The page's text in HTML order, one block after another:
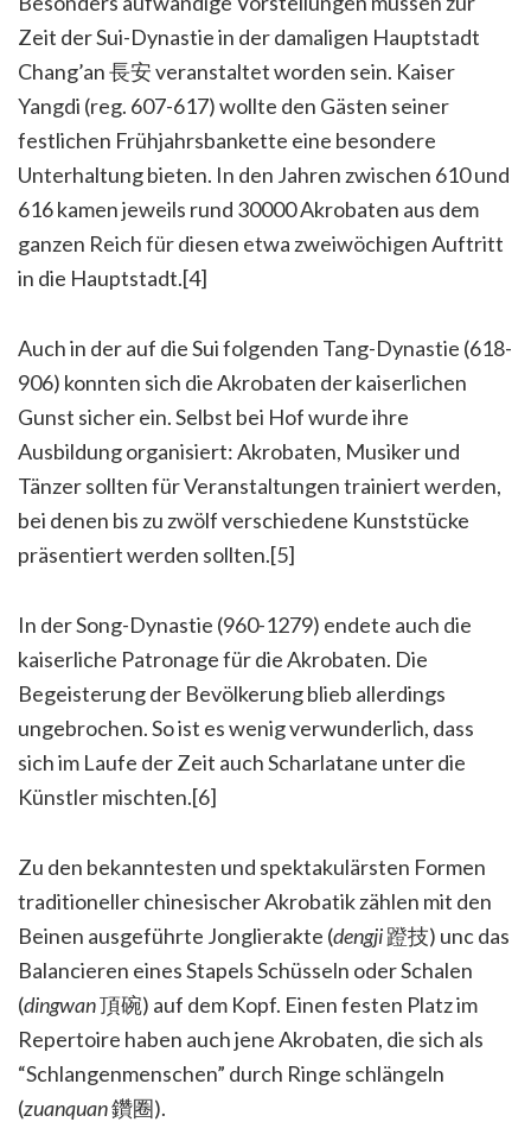
Zeit der Sui-Dynastie in der damaligen Hauptstadt
Chang’an 長安 veranstaltet worden sein. Kaiser
Yangdi (reg. 607-617) wollte den Gästen seiner
festlichen Frühjahrsbankette eine besondere
Unterhaltung bieten. In den Jahren zwischen 610 und
616 kamen jeweils rund 30000 Akrobaten aus dem
ganzen Reich für diesen etwa zweiwöchigen Auftritt
in die Hauptstadt.[4]
Auch in der auf die Sui folgenden Tang-Dynastie (618-
906) konnten sich die Akrobaten der kaiserlichen
Gunst sicher ein. Selbst bei Hof wurde ihre
Ausbildung organisiert: Akrobaten, Musiker und
Tänzer sollten für Veranstaltungen trainiert werden,
bei denen bis zu zwölf verschiedene Kunststücke
präsentiert werden sollten.[5]
In der Song-Dynastie (960-1279) endete auch die
kaiserliche Patronage für die Akrobaten. Die
Begeisterung der Bevölkerung blieb allerdings
ungebrochen. So ist es wenig verwunderlich, dass
sich im Laufe der Zeit auch Scharlatane unter die
Künstler mischten.[6]
Zu den bekanntesten und spektakulärsten Formen
traditioneller chinesischer Akrobatik zählen mit den
Beinen ausgeführte Jonglierakte (dengji蹬技) unc das
Balancieren eines Stapels Schüsseln oder Schalen
(dingwan頂碗) auf dem Kopf. Einen festen Platz im
Repertoire haben auch jene Akrobaten, die sich als
“Schlangenmenschen” durch Ringe schlängeln
(zuanquan鑽圈).